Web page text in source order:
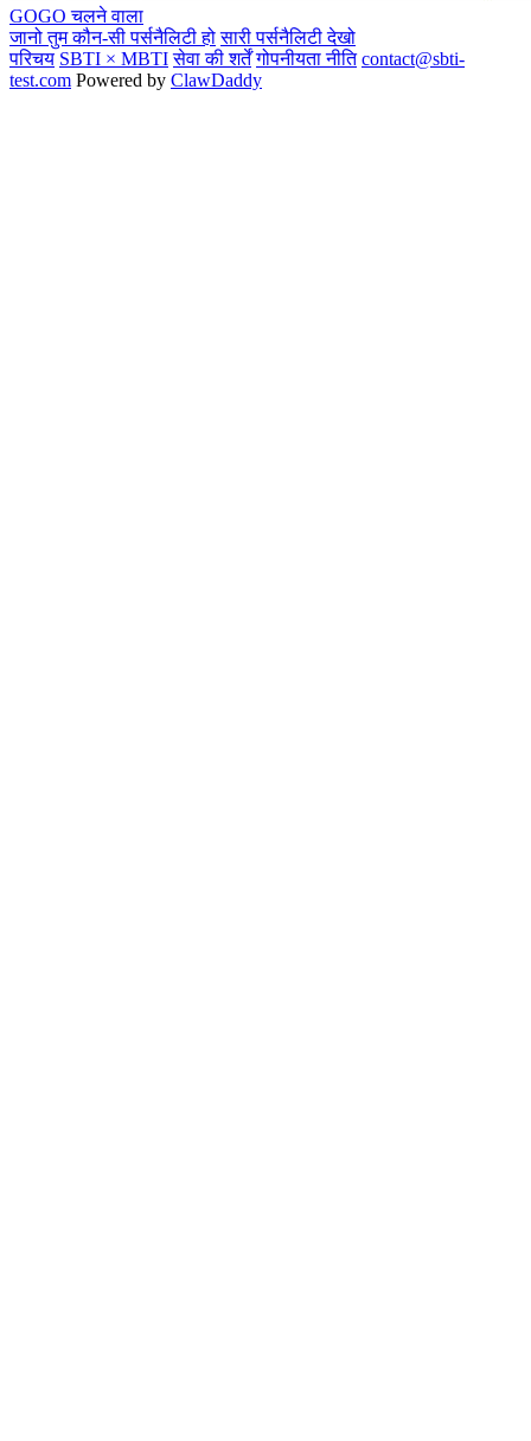
GOGO चलने वाला
जानो तुम कौन-सी पर्सनैलिटी हो सारी पर्सनैलिटी देखो
परिचय SBTI × MBTI सेवा की शर्तें गोपनीयता नीति contact@sbti-
test.com Powered by ClawDaddy